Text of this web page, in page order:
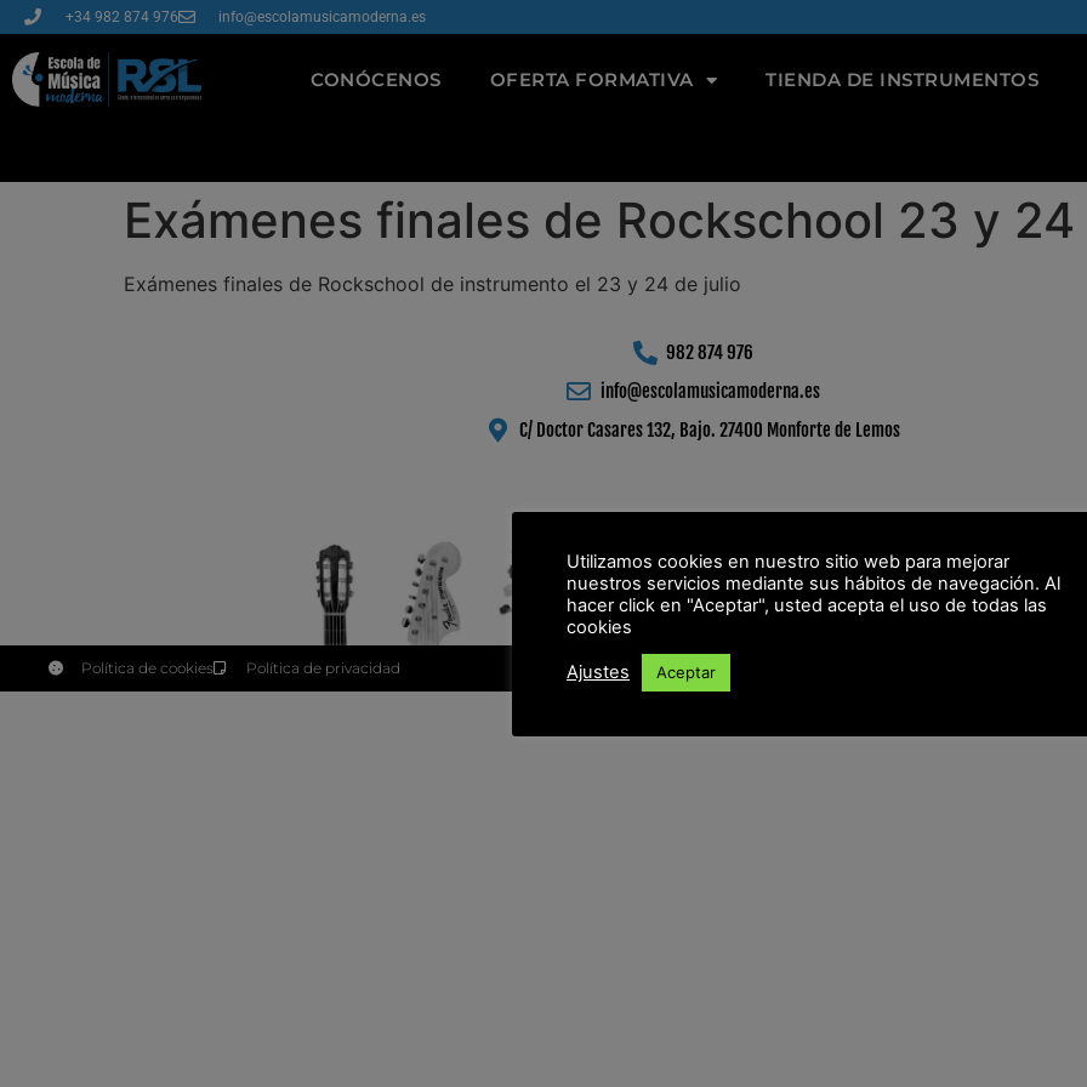
+34 982 874 976 info@escolamusicamoderna.es
CONÓCENOS OFERTA FORMATIVA TIENDA DE INSTRUMENTOS
Exámenes finales de Rockschool 23 y
Exámenes finales de Rockschool de instrumento el 23 y 24 de julio
982 874 976
info@escolamusicamoderna.es
C/ Doctor Casares 132, Bajo. 27400 Monforte de Lemos
Política de cookies Política de privacidad
Utilizamos cookies en nuestro sitio web para mejorar
nuestros servicios mediante sus hábitos de navegación. Al
hacer click en "Aceptar", usted acepta el uso de todas las
cookies
Ajustes Aceptar